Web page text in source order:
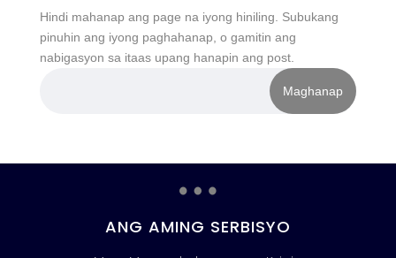
Hindi mahanap ang page na iyong hiniling. Subukang
pinuhin ang iyong paghahanap, o gamitin ang
nabigasyon sa itaas upang hanapin ang post.
…
ANG AMING SERBISYO